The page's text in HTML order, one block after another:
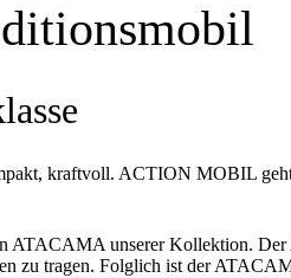
kraftvoll. ACTION MOBIL
ATACAMA unserer Kollektion.
zu tragen. Folglich ist der